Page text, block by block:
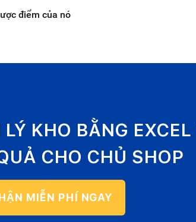
điểm của nó
KHO BẰNG
CHO CHỦ SHOP
MIỄN PHÍ NGAY